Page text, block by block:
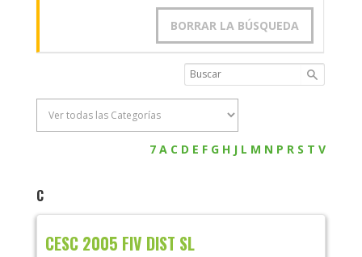
BORRAR LA BÚSQUEDA
7 A C D E F G H J L M N P R S T V
C
CESC 2005 FIV DIST SL